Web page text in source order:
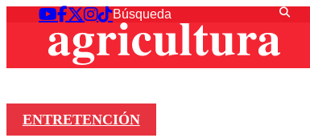
ENTRETENCIÓN